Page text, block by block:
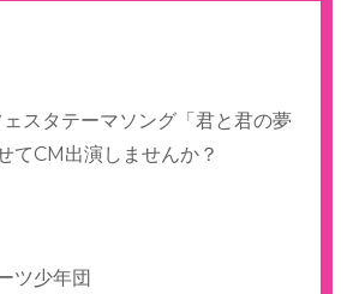
スタテーマソング「君と君の夢
てCM出演しませんか？
ツ少年団